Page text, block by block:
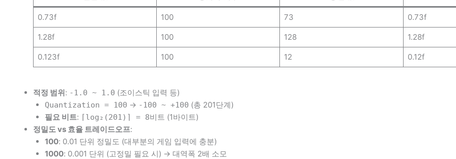
0.73f 100 73 0.73f
1.28f 100 128 1.28f
0.123f 100 12 0.12f
적정 범위: -1.0 ~ 1.0 (조이스틱 입력 등)
Quantization = 100 → -100 ~ +100 (총 201단계)
필요 비트: ⌈log₂(201)⌉ = 8비트 (1바이트)
정밀도 vs 효율 트레이드오프:
100: 0.01 단위 정밀도 (대부분의 게임 입력에 충분)
1000: 0.001 단위 (고정밀 필요 시) → 대역폭 2배 소모